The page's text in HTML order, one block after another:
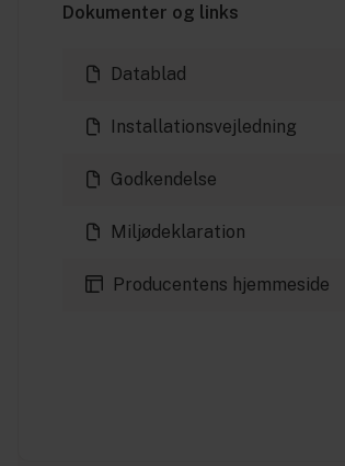
Dokumenter og links
Datablad
Installationsvejledning
Godkendelse
Miljødeklaration
Producentens hjemmeside